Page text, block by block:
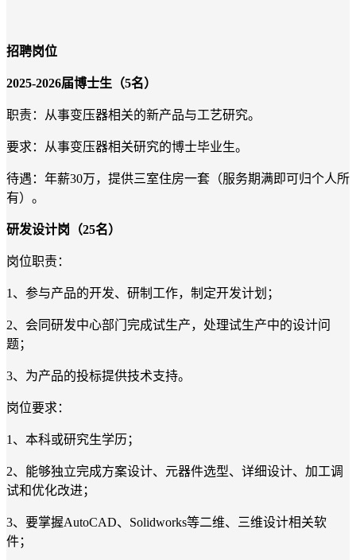
招聘岗位
2025-2026届博士生（5名）
职责：从事变压器相关的新产品与工艺研究。
要求：从事变压器相关研究的博士毕业生。
待遇：年薪30万，提供三室住房一套（服务期满即可归个人所
有）。
研发设计岗 （25名）
岗位职责：
1 、参与产品的开发、研制工作，制定开发计划；
2、会同研发中心部门完成试生产，处理试生产中的设计问
题；
3、为产品的投标提供技术支持。
岗位要求：
1 、本科或研究生学历；
2、能够独立完成方案设计、元器件选型、详细设计、加工调
试和优化改进；
3、要掌握AutoCAD、Solidworks等二维、三维设计相关软
件；